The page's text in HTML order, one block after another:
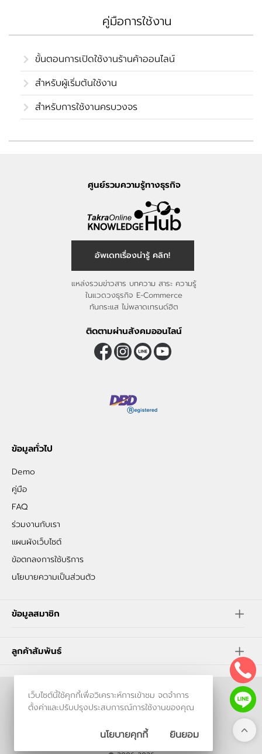
คู่มือการใช้งาน
ขั้นตอนการเปิดใช้งานร้านค้าออนไลน์
สำหรับผู้เริ่มต้นใช้งาน
สำหรับการใช้งานครบวงจร
ศูนย์รวมความรู้ทางธุรกิจ
อัพเดทเรื่องน่ารู้ คลิก!
แหล่งรวมข่าวสาร บทความ สาระ ความรู้
ในแวดวงธุรกิจ E-Commerce
ทันกระแส ไม่พลาดเทรนด์ฮิต
ติดตามผ่านสังคมออนไลน์
ข้อมูลทั่วไป
Demo
คู่มือ
FAQ
ร่วมงานกับเรา
แผนผังเว็บไซต์
ข้อตกลงการใช้บริการ
นโยบายความเป็นส่วนตัว
ข้อมูลสมาชิก
ลูกค้าสัมพันธ์
ร้านค้าออนไลน์
เว็บไซต์นี้ใช้คุกกี้เพื่อวิเคราะห์การเข้าชม จดจำการ
ตั้งค่าและปรับปรุงประสบการณ์การใช้งานของคุณ
นโยบายคุกกี้ ยินยอม